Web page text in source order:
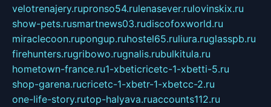
velotrenajery.rupronso54.rulenasever.rulovinskix.ru
show-pets.rusmartnews03.rudiscofoxworld.ru
miraclecoon.rupongup.ruhostel65.ruliura.ruglasspb.ru
firehunters.rugribowo.rugnalis.rubulkitula.ru
hometown-france.ru1-xbeticricetc-1-xbetti-5.ru
shop-garena.rucricetc-1-xbetr-1-xbetcc-2.ru
one-life-story.rutop-halyava.ruaccounts112.ru